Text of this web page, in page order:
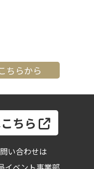
ちらから
ちら
い合わせは